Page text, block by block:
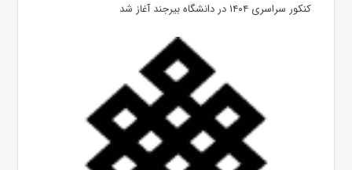
کنکور سراسری ۱۴۰۴ در دانشگاه بیرجند آغاز شد